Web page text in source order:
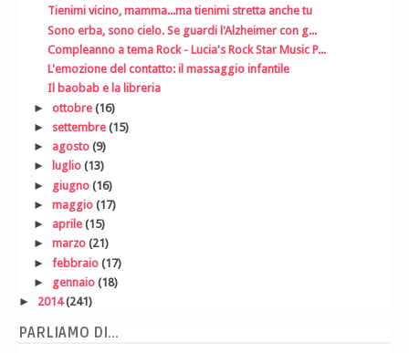
Tienimi vicino, mamma...ma tienimi stretta anche tu
Sono erba, sono cielo. Se guardi l'Alzheimer con g...
Compleanno a tema Rock - Lucia's Rock Star Music P...
L'emozione del contatto: il massaggio infantile
Il baobab e la libreria
► ottobre (16)
► settembre (15)
► agosto (9)
►
luglio (13)
► giugno (16)
► maggio (17)
► aprile (15)
► marzo (21)
► febbraio (17)
► gennaio (18)
► 2014(241)
PARLIAMO DI...